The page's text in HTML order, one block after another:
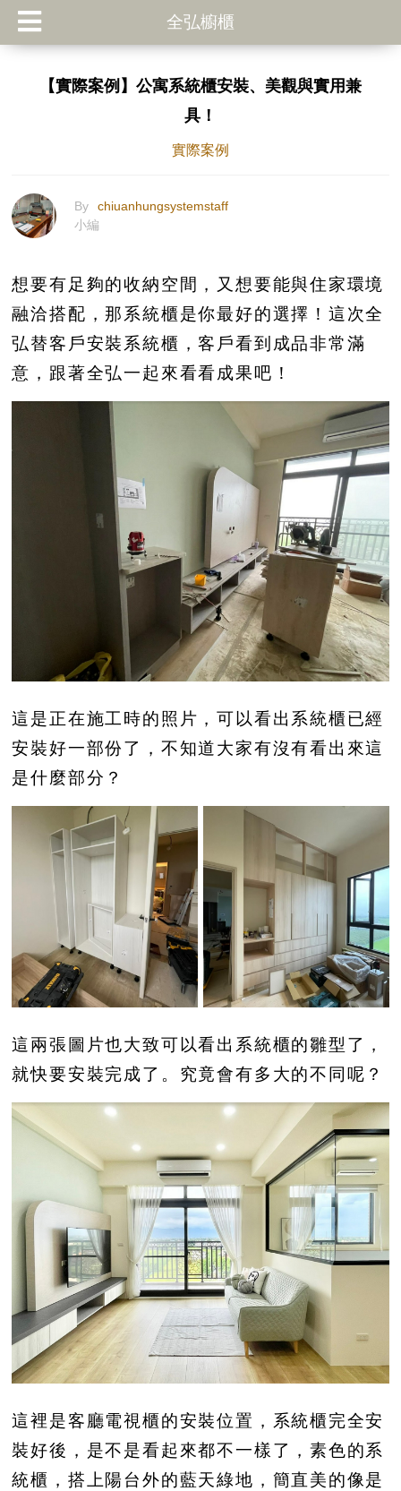
全弘櫥櫃
【實際案例】公寓系統櫃安裝、美觀與實用兼
具！
實際案例
By
chiuanhungsystemstaff
小編
想要有足夠的收納空間，又想要能與住家環境
融洽搭配，那系統櫃是你最好的選擇！這次全
弘替客戶安裝系統櫃，客戶看到成品非常滿
意，跟著全弘一起來看看成果吧！
這是正在施工時的照片，可以看出系統櫃已經
安裝好一部份了，不知道大家有沒有看出來這
是什麼部分？
這兩張圖片也大致可以看出系統櫃的雛型了，
就快要安裝完成了。究竟會有多大的不同呢？
這裡是客廳電視櫃的安裝位置，系統櫃完全安
裝好後，是不是看起來都不一樣了，素色的系
統櫃，搭上陽台外的藍天綠地，簡直美的像是